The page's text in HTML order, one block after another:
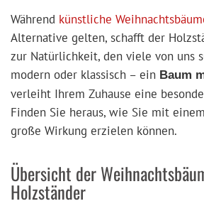
Während künstliche
Alternative gelten, schafft der
zur Natürlichkeit, den viele von uns
modern oder klassisch – ein Baum
verleiht Ihrem Zuhause eine
Finden Sie heraus, wie Sie mit
große Wirkung erzielen können.
Übersicht der
Holzständer